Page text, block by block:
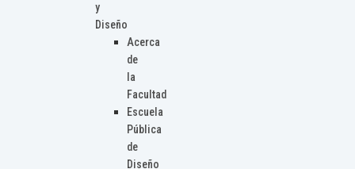
y
Diseño
Acerca
de
la
Facultad
Escuela
Pública
de
Diseño